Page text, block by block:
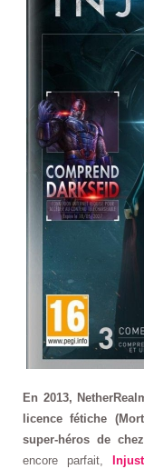
En 2013,
licence fétiche
super-héros de
encore parfait,